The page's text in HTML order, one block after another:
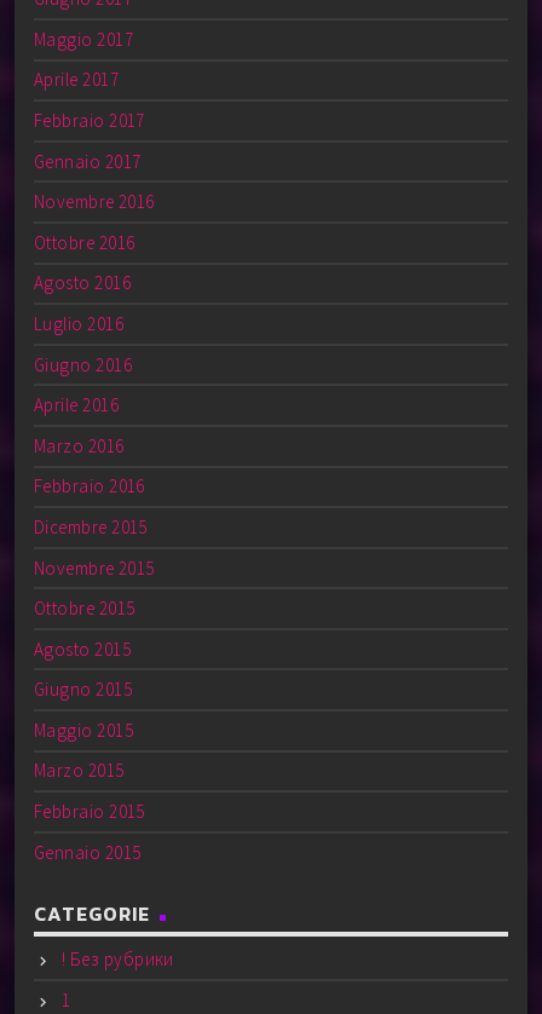
Maggio 2017
Aprile 2017
Febbraio 2017
Gennaio 2017
Novembre 2016
Ottobre 2016
Agosto 2016
Luglio 2016
Giugno 2016
Aprile 2016
Marzo 2016
Febbraio 2016
Dicembre 2015
Novembre 2015
Ottobre 2015
Agosto 2015
Giugno 2015
Maggio 2015
Marzo 2015
Febbraio 2015
Gennaio 2015
CATEGORIE
! Без рубрики
1